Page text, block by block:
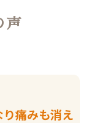
声
痛みも消え